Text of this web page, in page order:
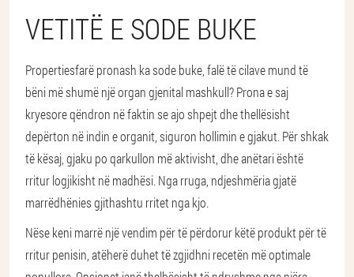
VETITË E SODE BUKE
Propertiesfarë pronash ka sode buke, falë të cilave mund të
bëni më shumë një organ gjenital mashkull? Prona e saj
kryesore qëndron në faktin se ajo shpejt dhe thellësisht
depërton në indin e organit, siguron hollimin e gjakut. Për shkak
të kësaj, gjaku po qarkullon më aktivisht, dhe anëtari është
rritur logjikisht në madhësi. Nga rruga, ndjeshmëria gjatë
marrëdhënies gjithashtu rritet nga kjo.
Nëse keni marrë një vendim për të përdorur këtë produkt për të
rritur penisin, atëherë duhet të zgjidhni recetën më optimale